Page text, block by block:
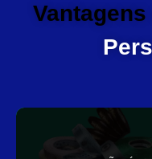
Vantagens